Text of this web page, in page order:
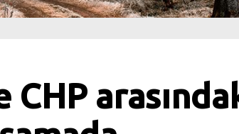
kadar gider, çekinmeyiz